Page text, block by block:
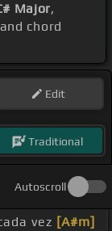
Major,
chord
Edit
Traditional
Autoscroll
vez [A#m]